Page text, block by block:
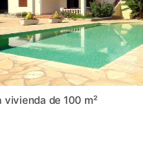
vivienda de 100 m²